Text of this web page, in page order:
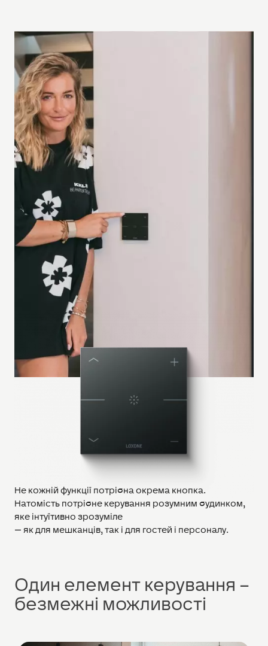
Не кожній функції потрібна окрема кнопка.
Натомість потрібне керування розумним будинком,
яке інтуїтивно зрозуміле
— як для мешканців, так і для гостей і персоналу.
Один елемент керування –
безмежні можливості